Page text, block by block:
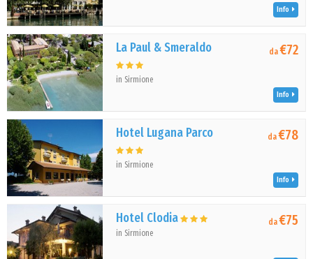
Info
La Paul & Smeraldo
in Sirmione
da€72
Info
Hotel Lugana Parco
in Sirmione
da€78
Info
Hotel Clodia
in Sirmione
da€75